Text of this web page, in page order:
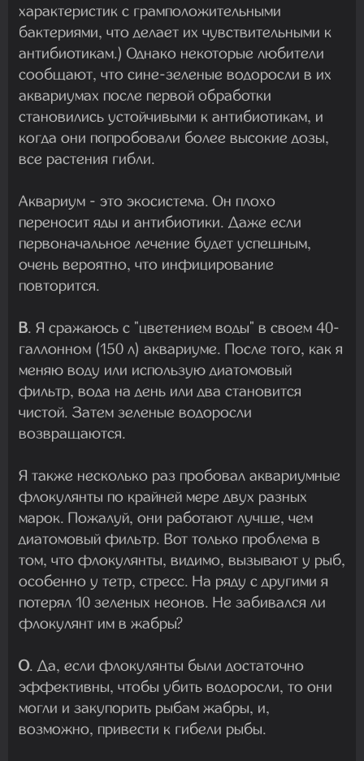
характеристик с грамположительными
бактериями, что делает их чувствительными к
антибиотикам.) Однако некоторые любители
сообщают, что сине-зеленые водоросли в их
аквариумах после первой обработки
становились устойчивыми к антибиотикам, и
когда они попробовали более высокие дозы,
все растения гибли.
Аквариум - это экосистема. Он плохо
переносит яды и антибиотики. Даже если
первоначальное лечение будет успешным,
очень вероятно, что инфицирование
повторится.
В. Я сражаюсь с "цветением воды" в своем 40-
галлонном (150 л) аквариуме. После того, как я
меняю воду или использую диатомовый
фильтр, вода на день или два становится
чистой. Затем зеленые водоросли
возвращаются.
Я также несколько раз пробовал аквариумные
флокулянты по крайней мере двух разных
марок. Пожалуй, они работают лучше, чем
диатомовый фильтр. Вот только проблема в
том, что флокулянты, видимо, вызывают у рыб,
особенно у тетр, стресс. На ряду с другими я
потерял 10 зеленых неонов. Не забивался ли
флокулянт им в жабры?
О. Да, если флокулянты были достаточно
эффективны, чтобы убить водоросли, то они
могли и закупорить рыбам жабры, и,
возможно, привести к гибели рыбы.